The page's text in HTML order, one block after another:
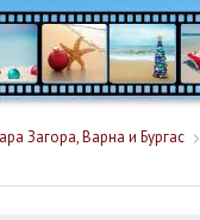
Загора, Варна и Бургас